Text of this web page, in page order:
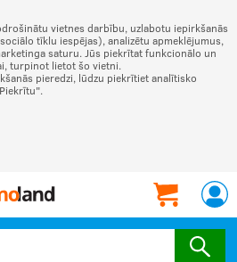
vietnes darbību, uzlabotu iepirkšanās
tīklu iespējas), analizētu apmeklējumus,
saturu. Jūs piekrītat funkcionālo un
turpinot lietot šo vietni.
pieredzi, lūdzu piekrītiet analītisko